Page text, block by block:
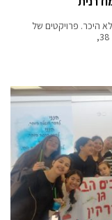
היכר. פרויקטים של